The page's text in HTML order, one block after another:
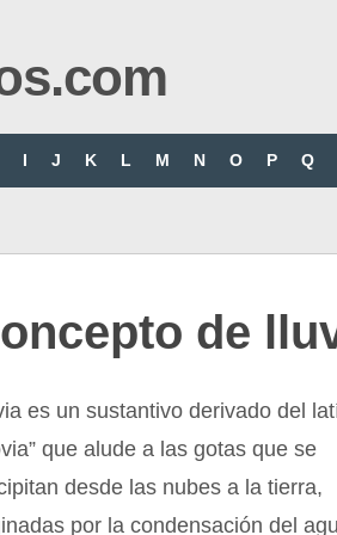
I J K L M N O P Q
de
es un sustantivo derivado del
que alude a las gotas que se
desde las nubes a la tierra,
por la condensación del